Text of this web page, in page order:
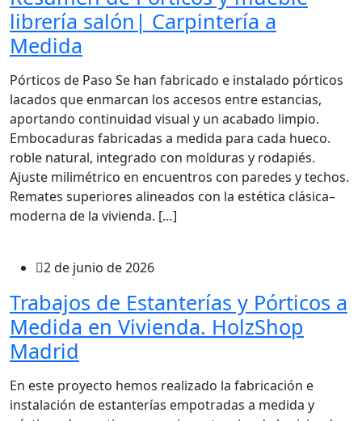
librería salón| Carpintería a
Medida
Pórticos de Paso Se han fabricado e instalado pórticos
lacados que enmarcan los accesos entre estancias,
aportando continuidad visual y un acabado limpio.
Embocaduras fabricadas a medida para cada hueco.
roble natural, integrado con molduras y rodapiés.
Ajuste milimétrico en encuentros con paredes y techos.
Remates superiores alineados con la estética clásica–
moderna de la vivienda. […]
2 de junio de 2026
Trabajos de Estanterías y Pórticos a
Medida en Vivienda. HolzShop
Madrid
En este proyecto hemos realizado la fabricación e
instalación de estanterías empotradas a medida y